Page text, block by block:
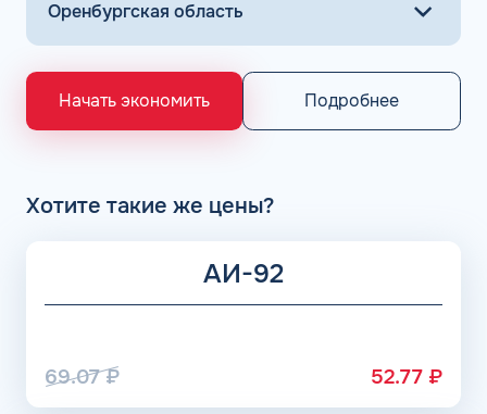
Начать экономить Подробнее
Хотите такие же цены?
АИ-92
69.07₽ 52.77 ₽